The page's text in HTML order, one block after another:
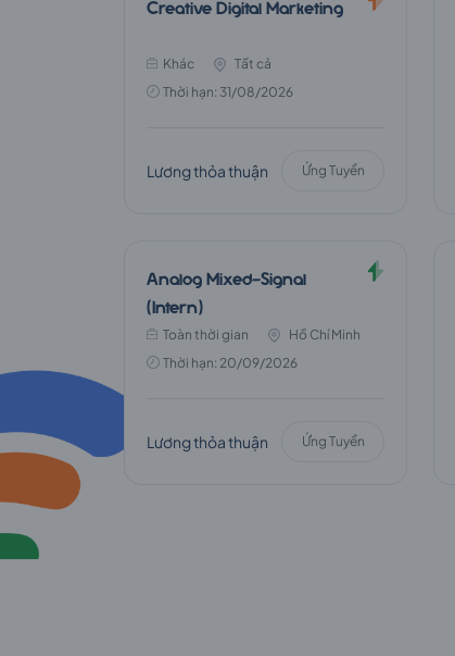
Telecom
Creative Digital Marketing
Khác
Tất cả
Thời hạn: 31/08/2026
Lương thỏa thuận Ứng Tuyển
Analog Mixed-Signal
(Intern)
Toàn thời gian
Hồ Chí Minh
Thời hạn: 20/09/2026
Lương thỏa thuận Ứng Tuyển